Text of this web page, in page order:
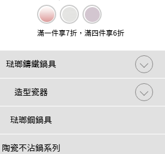
滿一件享7折，滿四件享6折
琺瑯鑄鐵鍋具
造型瓷器
琺瑯鋼鍋具
陶瓷不沾鍋系列